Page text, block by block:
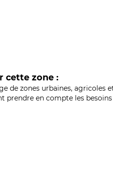
cette zone :
de zones urbaines, agricoles
en compte les besoins